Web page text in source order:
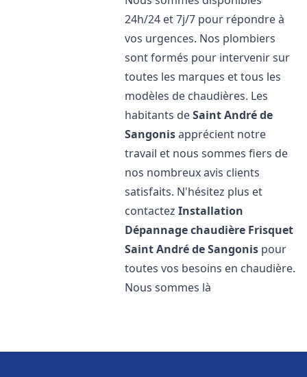
24h/24 et 7j/7 pour répondre à
vos urgences. Nos plombiers
sont formés pour intervenir sur
toutes les marques et tous les
modèles de chaudières. Les
habitants deSaint André de
Sangonisapprécient notre
travail et nous sommes fiers de
nos nombreux avis clients
satisfaits. N'hésitez plus et
contactezInstallation
Dépannage chaudière Frisquet
Saint André de Sangonis pour
toutes vos besoins en chaudière.
Nous sommes là